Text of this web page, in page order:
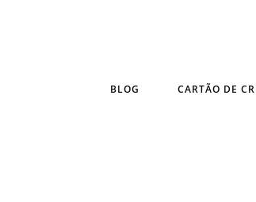
BLOG CARTÃO DE